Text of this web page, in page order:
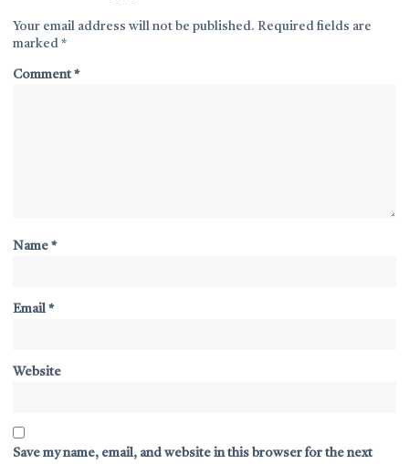
Your email address will not be published. Required fields are
marked *
Comment*
Name *
Email *
Website
Save my name, email, and website in this browser for the next